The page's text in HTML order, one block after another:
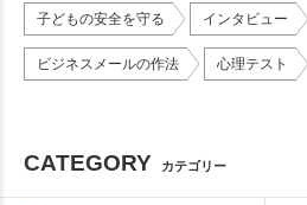
子どもの安全を守る インタビュー
ビジネスメールの作法 心理テスト
CATEGORY カテゴリー